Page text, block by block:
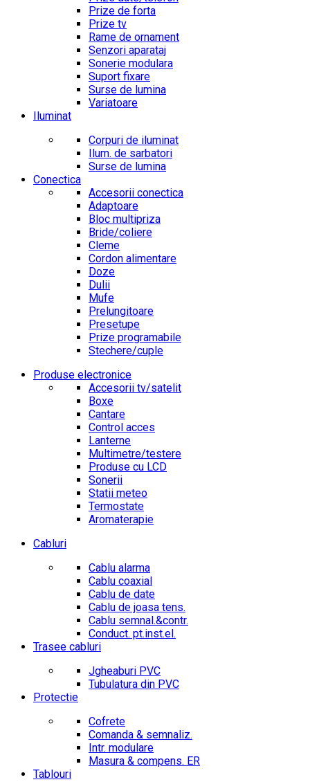
Prize de forta
Prize tv
Rame de ornament
Senzori aparataj
Sonerie modulara
Suport fixare
Surse de lumina
Variatoare
Iluminat
Corpuri de iluminat
Ilum. de sarbatori
Surse de lumina
Conectica
Accesorii conectica
Adaptoare
Bloc multipriza
Bride/coliere
Cleme
Cordon alimentare
Doze
Dulii
Mufe
Prelungitoare
Presetupe
Prize programabile
Stechere/cuple
Produse electronice
Accesorii tv/satelit
Boxe
Cantare
Control acces
Lanterne
Multimetre/testere
Produse cu LCD
Sonerii
Statii meteo
Termostate
Aromaterapie
Cabluri
Cablu alarma
Cablu coaxial
Cablu de date
Cablu de joasa tens.
Cablu semnal.&contr.
Conduct. pt.inst.el.
Trasee cabluri
Jgheaburi PVC
Tubulatura din PVC
Protectie
Cofrete
Comanda & semnaliz.
Intr. modulare
Masura & compens. ER
Tablouri